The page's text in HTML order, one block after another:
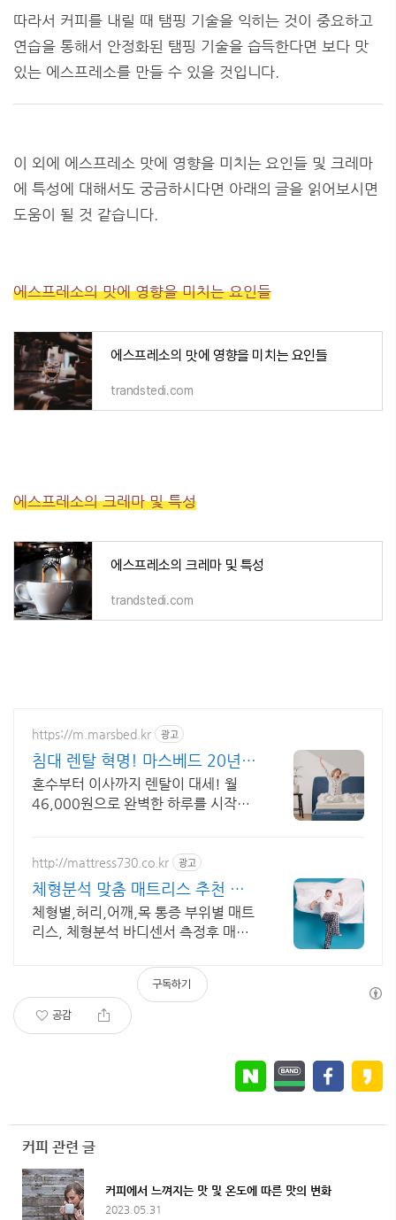
따라서 커피를 내릴 때 탬핑 기술을 익히는 것이 중요하고
연습을 통해서 안정화된 탬핑 기술을 습득한다면 보다 맛
있는 에스프레소를 만들 수 있을 것입니다.
이 외에 에스프레소 맛에 영향을 미치는 요인들 및 크레마
에 특성에 대해서도 궁금하시다면 아래의 글을 읽어보시면
도움이 될 것 같습니다.
에스프레소의 맛에 영향을 미치는 요인들
에스프레소의 맛에 영향을 미치는 요인들
trandstedi.com
에스프레소의 크레마 및 특성
에스프레소의 크레마 및 특성
trandstedi.com
https://m.marsbed.kr 광고
침대 렌탈 혁명! 마스베드 20년
품질보장 서비스
혼수부터 이사까지 렌탈이 대세! 월
46,000원으로 완벽한 하루를 시작해
http://mattress730.co.kr 광고
체형분석 맞춤 매트리스 추천 바
디센서 데이터 과학적 진단
체형별,허리,어깨,목 통증 부위별 매트
리스, 체형분석 바디센서 측정후 매트
형분석가와 디테일 상담/체험 후 선택
공감
구독하기
커피 관련 글
커피에서 느껴지는 맛 및 온도에 따른 맛의 변화
2023.05.31